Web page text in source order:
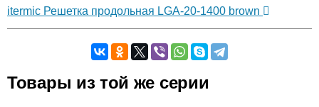
itermic Решетка продольная LGA-20-1400 brown
Оставьте отзыв
Товары из той же серии